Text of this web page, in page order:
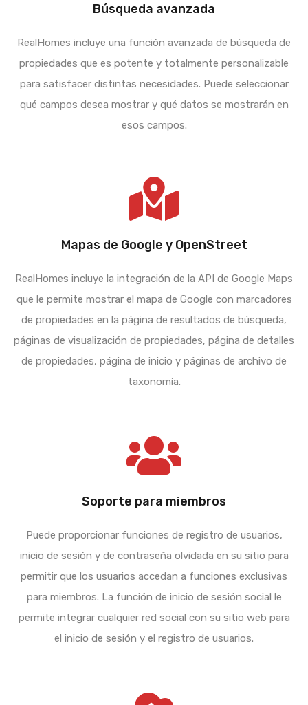
Búsqueda avanzada
RealHomes incluye una función avanzada de búsqueda de
propiedades que es potente y totalmente personalizable
para satisfacer distintas necesidades. Puede seleccionar
qué campos desea mostrar y qué datos se mostrarán en
esos campos.
Mapas de Google y OpenStreet
RealHomes incluye la integración de la API de Google Maps
que le permite mostrar el mapa de Google con marcadores
de propiedades en la página de resultados de búsqueda,
páginas de visualización de propiedades, página de detalles
de propiedades, página de inicio y páginas de archivo de
taxonomía.
Soporte para miembros
Puede proporcionar funciones de registro de usuarios,
inicio de sesión y de contraseña olvidada en su sitio para
permitir que los usuarios accedan a funciones exclusivas
para miembros. La función de inicio de sesión social le
permite integrar cualquier red social con su sitio web para
el inicio de sesión y el registro de usuarios.